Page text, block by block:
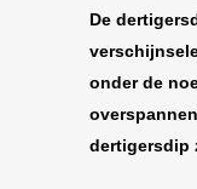
De
onder de
dertigersdip